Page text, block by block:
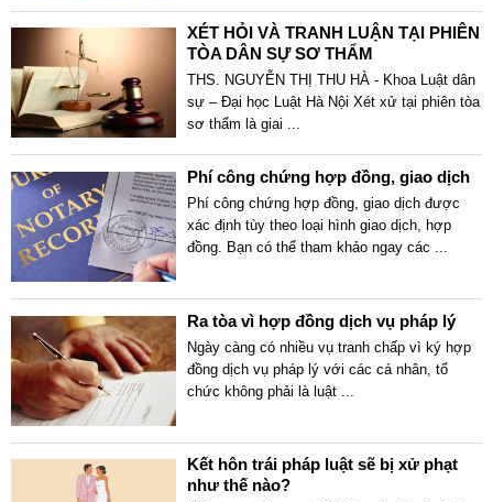
XÉT HỎI VÀ TRANH LUẬN TẠI PHIÊN
TÒA DÂN SỰ SƠ THẨM
THS. NGUYỄN THỊ THU HÀ - Khoa Luật dân
sự – Đại học Luật Hà Nội Xét xử tại phiên tòa
sơ thẩm là giai ...
Phí công chứng hợp đồng, giao dịch
Phí công chứng hợp đồng, giao dịch được
xác định tùy theo loại hình giao dịch, hợp
đồng. Bạn có thể tham khảo ngay các ...
Ra tòa vì hợp đồng dịch vụ pháp lý
Ngày càng có nhiều vụ tranh chấp vì ký hợp
đồng dịch vụ pháp lý với các cá nhân, tổ
chức không phải là luật
Kết hôn trái pháp luật sẽ bị xử phạt
như thế nào?